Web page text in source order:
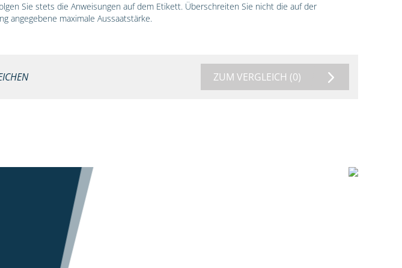
Sie stets die Anweisungen auf dem Etikett. Überschreiten Sie nicht die auf der
angegebene maximale Aussaatstärke.
ZUM VERGLEICH (0)